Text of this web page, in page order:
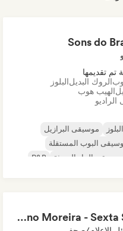
Sons do
الروك البديلالبلوز
الهيب هوب
البلوز
موسيقى البرازيل
البوب المستقلة
موسيقى الجاز الحديثة R&B
Fabiano Moreira - Sexta Sei